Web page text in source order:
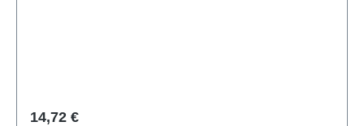
Regulärer Preis:
14,72 €